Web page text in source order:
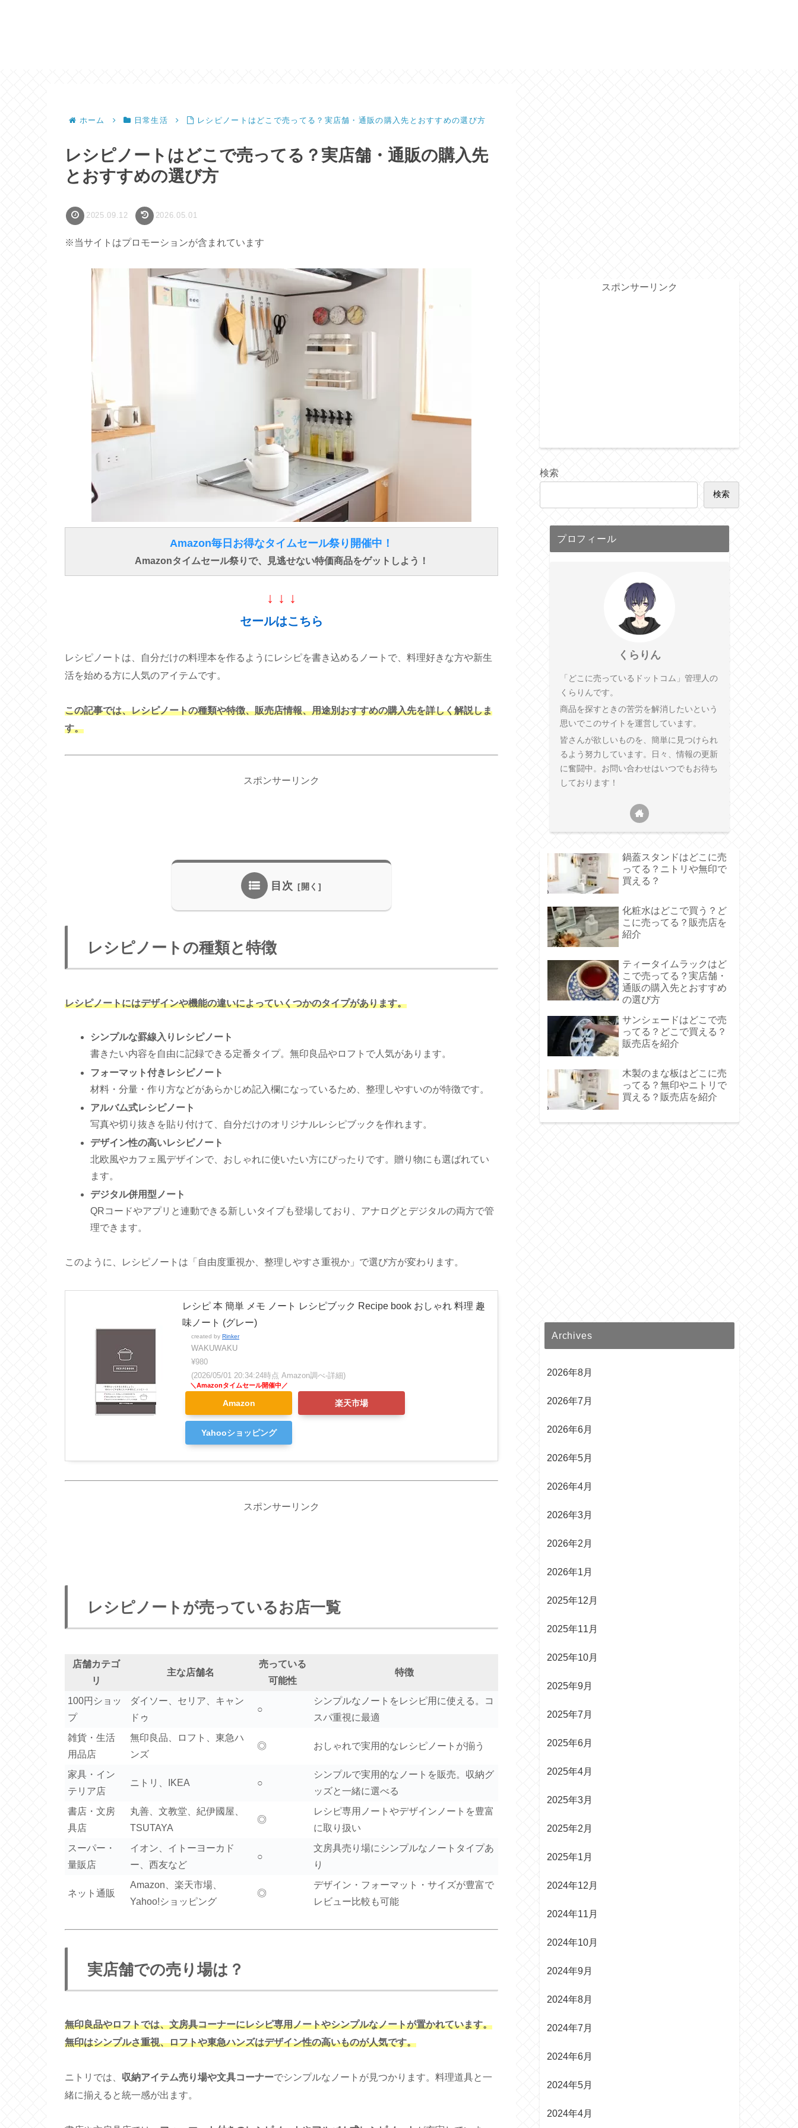
ホーム 日常生活 レシピノートはどこで売ってる？実店舗・通販の購入先とおすすめの選び方
レシピノートはどこで売ってる？実店舗・通販の購入先
とおすすめの選び方
2025.09.12 2026.05.01
※当サイトはプロモーションが含まれています
Amazon毎日お得なタイムセール祭り開催中！
Amazonタイムセール祭りで、見逃せない特価商品をゲットしよう！
↓ ↓ ↓
セールはこちら
レシピノートは、自分だけの料理本を作るようにレシピを書き込めるノートで、料理好きな方や新生
活を始める方に人気のアイテムです。
この記事では、レシピノートの種類や特徴、販売店情報、用途別おすすめの購入先を詳しく解説しま
す。
スポンサーリンク
目次
レシピノートの種類と特徴
レシピノートにはデザインや機能の違いによっていくつかのタイプがあります。
シンプルな罫線入りレシピノート
書きたい内容を自由に記録できる定番タイプ。無印良品やロフトで人気があります。
フォーマット付きレシピノート
材料・分量・作り方などがあらかじめ記入欄になっているため、整理しやすいのが特徴です。
アルバム式レシピノート
写真や切り抜きを貼り付けて、自分だけのオリジナルレシピブックを作れます。
デザイン性の高いレシピノート
北欧風やカフェ風デザインで、おしゃれに使いたい方にぴったりです。贈り物にも選ばれてい
ます。
デジタル併用型ノート
QRコードやアプリと連動できる新しいタイプも登場しており、アナログとデジタルの両方で管
理できます。
このように、レシピノートは「自由度重視か、整理しやすさ重視か」で選び方が変わります。
レシピ 本 簡単 メモ ノート レシピブック Recipe book おしゃれ 料理 趣
味ノート (グレー)
created by Rinker
WAKUWAKU
¥980
(2026/05/01 20:34:24時点 Amazon調べ-詳細)
Amazon 楽天市場
Yahooショッピング
スポンサーリンク
レシピノートが売っているお店一覧
店舗カテゴ
リ
主な店舗名
売っている
可能性
特徴
100円ショッ
プ
ダイソー、セリア、キャン
ドゥ
○
シンプルなノートをレシピ用に使える。コ
スパ重視に最適
雑貨・生活
用品店
無印良品、ロフト、東急ハ
ンズ
◎ おしゃれで実用的なレシピノートが揃う
家具・イン
テリア店
ニトリ、IKEA ○
シンプルで実用的なノートを販売。収納グ
ッズと一緒に選べる
書店・文房
具店
丸善、文教堂、紀伊國屋、
TSUTAYA
◎
レシピ専用ノートやデザインノートを豊富
に取り扱い
スーパー・
量販店
イオン、イトーヨーカド
ー、西友など
○
文房具売り場にシンプルなノートタイプあ
り
ネット通販
Amazon、楽天市場、
Yahoo!ショッピング
◎
デザイン・フォーマット・サイズが豊富で
レビュー比較も可能
実店舗での売り場は？
無印良品やロフトでは、文房具コーナーにレシピ専用ノートやシンプルなノートが置かれています。
無印はシンプルさ重視、ロフトや東急ハンズはデザイン性の高いものが人気です。
ニトリでは、 収納アイテム売り場や文具コーナーでシンプルなノートが見つかります。料理道具と一
緒に揃えると統一感が出ます。
スポンサーリンク
検索
検索
プロフィール
くらりん
「どこに売っているドットコム」管理人の
くらりんです。
商品を探すときの苦労を解消したいという
思いでこのサイトを運営しています。
皆さんが欲しいものを、簡単に見つけられ
るよう努力しています。日々、情報の更新
に奮闘中。お問い合わせはいつでもお待ち
しております！
鍋蓋スタンドはどこに売
ってる？ニトリや無印で
買える？
化粧水はどこで買う？ど
こに売ってる？販売店を
紹介
ティータイムラックはど
こで売ってる？実店舗・
通販の購入先とおすすめ
の選び方
サンシェードはどこで売
ってる？どこで買える？
販売店を紹介
木製のまな板はどこに売
ってる？無印やニトリで
買える？販売店を紹介
Archives
2026年8月
2026年7月
2026年6月
2026年5月
2026年4月
2026年3月
2026年2月
2026年1月
2025年12月
2025年11月
2025年10月
2025年9月
2025年7月
2025年6月
2025年4月
2025年3月
2025年2月
2025年1月
2024年12月
2024年11月
2024年10月
2024年9月
2024年8月
2024年7月
2024年6月
2024年5月
2024年4月